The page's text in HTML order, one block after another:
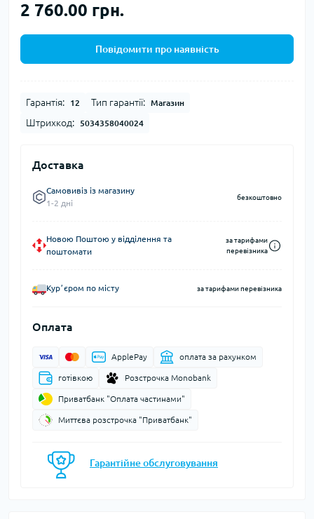
2 760.00 грн.
Повідомити про наявність
Гарантія: 12 Тип гарантії: Магазин
Штрихкод: 5034358040024
Доставка
Самовивіз із магазину
1-2 дні
безкоштовно
Новою Поштою у відділення та
поштомати
за тарифами
перевізника
Курʼєром по місту за тарифами перевізника
Оплата
ApplePay оплата за рахунком
готівкою Розстрочка Monobank
Приватбанк "Оплата частинами"
Миттєва розстрочка "Приватбанк"
Гарантійне обслуговування